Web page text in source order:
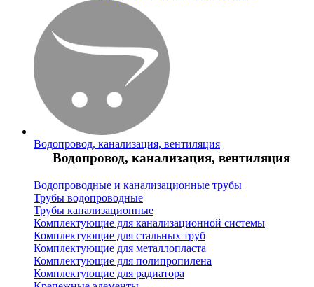
Водопровод, канализация, вентиляция
Водопровод, канализация, вентиляция
Водопроводные и канализационные трубы
Трубы водопроводные
Трубы канализационные
Комплектующие для канализационной системы
Комплектующие для стальных труб
Комплектующие для металлопласта
Комплектующие для полипропилена
Комплектующие для радиатора